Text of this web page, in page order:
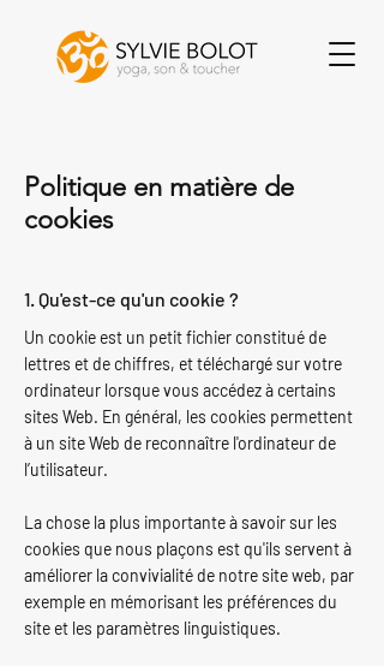
Politique en matière de
cookies
1. Qu'est-ce qu'un cookie ?
Un cookie est un petit fichier constitué de
lettres et de chiffres, et téléchargé sur votre
ordinateur lorsque vous accédez à certains
sites Web. En général, les cookies permettent
à un site Web de reconnaître l'ordinateur de
l’utilisateur.
La chose la plus importante à savoir sur les
cookies que nous plaçons est qu'ils servent à
améliorer la convivialité de notre site web, par
exemple en mémorisant les préférences du
site et les paramètres linguistiques.